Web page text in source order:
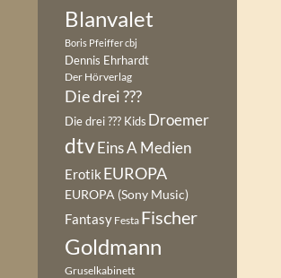
Blanvalet
Boris Pfeiffercbj
Dennis Ehrhardt
Der Hörverlag
Die drei ???
Die drei ??? Kids Droemer
dtvEins A Medien
Erotik EUROPA
EUROPA (Sony Music)
Fantasy Festa Fischer
Goldmann
Gruselkabinett